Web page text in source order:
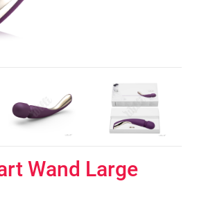
Wand Large